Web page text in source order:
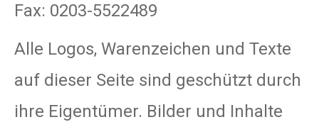
Fax: 0203-5522489
Alle Logos, Warenzeichen und Texte
auf dieser Seite sind geschützt durch
ihre Eigentümer. Bilder und Inhalte